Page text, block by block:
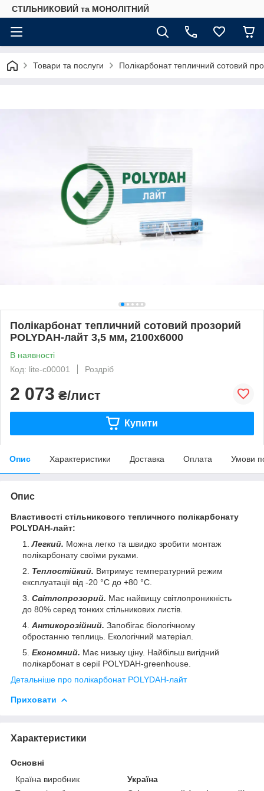
СТІЛЬНИКОВИЙ та МОНОЛІТНИЙ
Товари та послуги Полікарбонат тепличний сотовий
Полікарбонат тепличний сотовий прозорий
POLYDAH-лайт 3,5 мм, 2100х6000
В наявності
Код: lite-c00001
Роздріб
2 073 ₴/лист
Купити
Опис Характеристики Доставка Оплата Умови
Опис
Властивості стільникового тепличного полікарбонату
POLYDAH-лайт:
Легкий. Можна легко та швидко зробити монтаж
полікарбонату своїми руками.
Теплостійкий. Витримує температурний режим
експлуатації від -20 °C до +80 °C.
Світлопрозорий. Має найвищу світлопроникність
до 80% серед тонких стільникових листів.
Антикорозійний. Запобігає біологічному
обростанню теплиць. Екологічний матеріал.
Економний. Має низьку ціну. Найбільш вигідний
полікарбонат в серії POLYDAH-greenhouse.
Детальніше про полікарбонат POLYDAH-лайт
Приховати
Характеристики
Основні
Країна виробник
Україна